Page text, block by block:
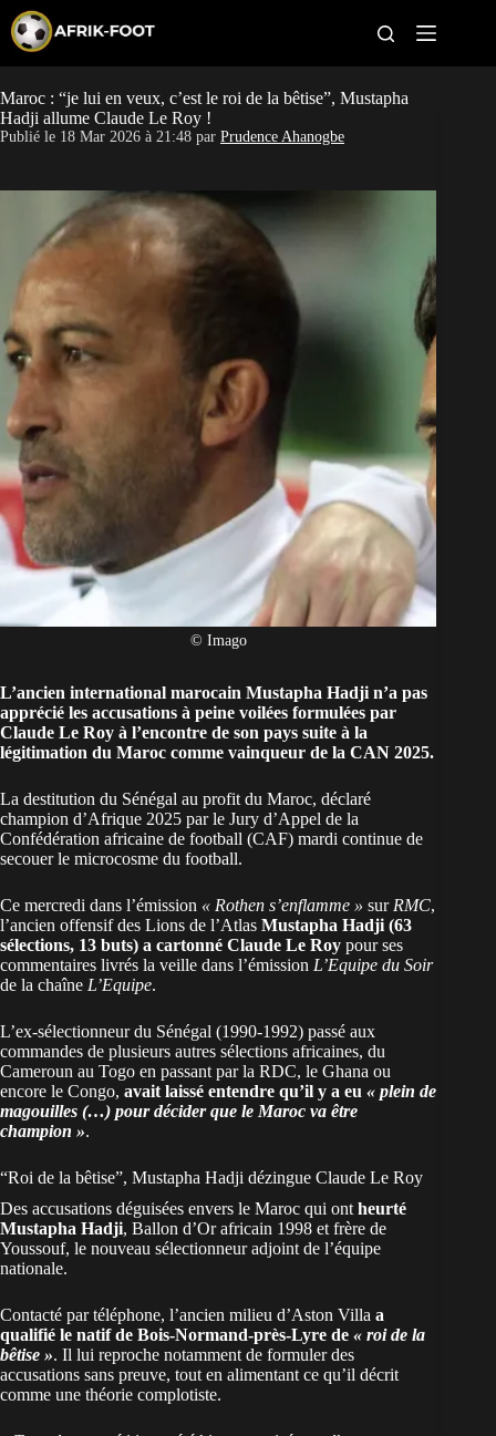
p
t
o
c
o
t
CAN féminine
Pays
Clubs
Classement
Paris sportifs
Maroc : “je lui en veux, c’est le roi de la bêtise”, Mustapha
Hadji allume Claude Le Roy !
Publié le 18 Mar 2026 à 21:48 par Prudence Ahanogbe
© Imago
L’ancien international marocain Mustapha Hadji n’a pas
apprécié les accusations à peine voilées formulées par
Claude Le Roy à l’encontre de son pays suite à la
légitimation du Maroc comme vainqueur de la CAN 2025.
La destitution du Sénégal au profit du Maroc, déclaré
champion d’Afrique 2025 par le Jury d’Appel de la
Confédération africaine de football (CAF) mardi continue de
secouer le microcosme du football.
Ce mercredi dans l’émission « Rothen s’enflamme » sur RMC,
l’ancien offensif des Lions de l’Atlas Mustapha Hadji (63
sélections, 13 buts) a cartonné Claude Le Roy pour ses
commentaires livrés la veille dans l’émission L’Equipe du Soir
de la chaîne L’Equipe.
L’ex-sélectionneur du Sénégal (1990-1992) passé aux
commandes de plusieurs autres sélections africaines, du
Cameroun au Togo en passant par la RDC, le Ghana ou
encore le Congo, avait laissé entendre qu’il y a eu « plein de
magouilles (…) pour décider que le Maroc va être
champion ».
“Roi de la bêtise”, Mustapha Hadji dézingue Claude Le Roy
Des accusations déguisées envers le Maroc qui ont heurté
Mustapha Hadji, Ballon d’Or africain 1998 et frère de
Youssouf, le nouveau sélectionneur adjoint de l’équipe
nationale.
Contacté par téléphone, l’ancien milieu d’Aston Villa a
qualifié le natif de Bois-Normand-près-Lyre de « roi de la
bêtise ». Il lui reproche notamment de formuler des
accusations sans preuve, tout en alimentant ce qu’il décrit
comme une théorie complotiste.